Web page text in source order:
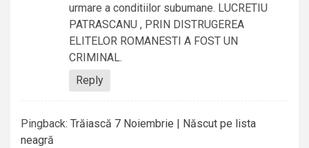
urmare a conditiilor subumane. LUCRETIU
PATRASCANU , PRIN DISTRUGEREA
ELITELOR ROMANESTI A FOST UN
CRIMINAL.
Reply
Pingback: Trăiască 7 Noiembrie | Născut pe lista
neagră